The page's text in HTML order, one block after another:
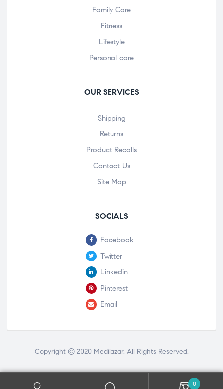
Family Care
Fitness
Lifestyle
Personal care
OUR SERVICES
Shipping
Returns
Product Recalls
Contact Us
Site Map
SOCIALS
Facebook
Twitter
Linkedin
Pinterest
Email
Copyright © 2020 Medilazar. All Rights Reserved.
0